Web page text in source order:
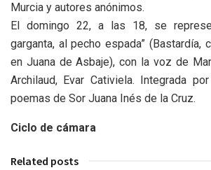
Murcia y autores anónimos.
El domingo 22, a las 18, se
garganta, al pecho espada” (Bastardía,
en Juana de Asbaje), con la voz de
Archilaud, Evar Cativiela. Integrada
poemas de Sor Juana Inés de la Cruz.
Ciclo de cámara
Related posts